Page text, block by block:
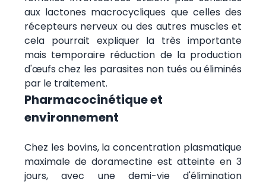
aux lactones macrocycliques que celles des
récepteurs nerveux ou des autres muscles et
cela pourrait expliquer la très importante
mais temporaire réduction de la production
d'œufs chez les parasites non tués ou éliminés
par le traitement.
Pharmacocinétique et
environnement
Chez les bovins, la concentration plasmatique
maximale de doramectine est atteinte en 3
jours, avec une demi-vie d'élimination